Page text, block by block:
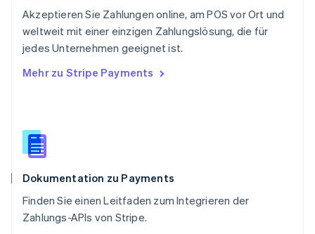
Akzeptieren Sie Zahlungen online, am POS vor Ort und
weltweit mit einer einzigen Zahlungslösung, die für
jedes Unternehmen geeignet ist.
Mehr zu Stripe Payments
Dokumentation zu Payments
Finden Sie einen Leitfaden zum Integrieren der
Zahlungs-APIs von Stripe.
Singapur
English简体中文
Slowakei
Slowenien
English
Spanien
Thailand
Tschechische Republik
English